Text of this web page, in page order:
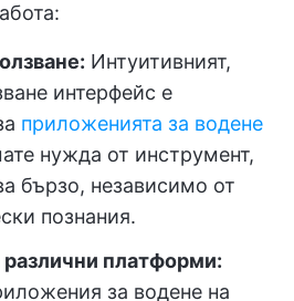
Интуитивният,
интерфейс е
приложенията за водене
нужда от инструмент,
бързо, независимо от
познания.
платформи:
за водене на